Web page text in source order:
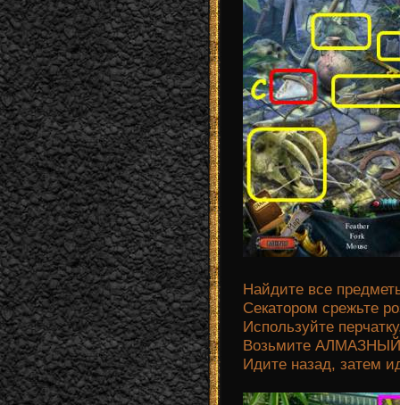
Найдите все
Секатором срежьте
Используйте
Возьмите АЛМАЗНЫЙ
Идите назад, затем